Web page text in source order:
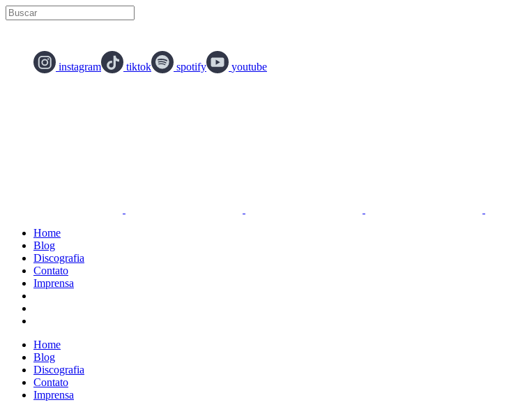
instagram tiktok spotify youtube
Home
Blog
Discografia
Contato
Imprensa
Home
Blog
Discografia
Contato
Imprensa